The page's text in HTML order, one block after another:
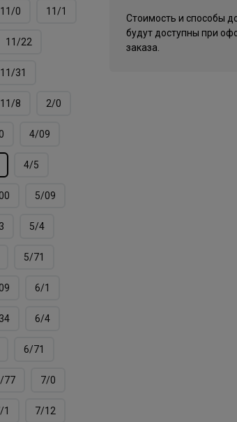
11/0 11/1
11/22
11/31
11/8 2/0
4/09
4/5
5/09
5/4
5/71
6/1
6/4
6/71
77 7/0
1 7/12
Стоимость и способы
будут доступны при
заказа.